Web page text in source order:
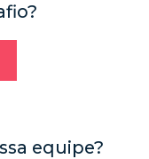
equipe?